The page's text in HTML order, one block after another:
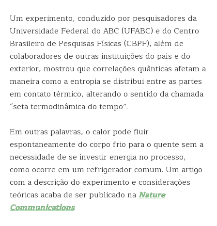
Um experimento, conduzido por pesquisadores da
Universidade Federal do ABC (UFABC) e do Centro
Brasileiro de Pesquisas Físicas (CBPF), além de
colaboradores de outras instituições do país e do
exterior, mostrou que correlações quânticas afetam a
maneira como a entropia se distribui entre as partes
em contato térmico, alterando o sentido da chamada
“seta termodinâmica do tempo”.
Em outras palavras, o calor pode fluir
espontaneamente do corpo frio para o quente sem a
necessidade de se investir energia no processo,
como ocorre em um refrigerador comum. Um artigo
com a descrição do experimento e considerações
teóricas acaba de ser publicado naNature
Communications.